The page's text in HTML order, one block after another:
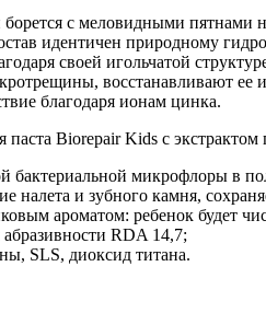
с меловидными пятнами
идентичен природному
своей игольчатой
восстанавливают ее
благодаря ионам цинка.
паста Biorepair Kids с экстрактом
бактериальной микрофлоры в
налета и зубного камня,
ароматом: ребенок будет
RDA 14,7;
SLS, диоксид титана.